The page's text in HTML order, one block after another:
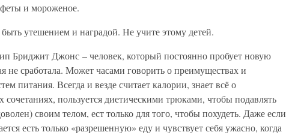
и мороженое.
утешением и наградой. Не учите этому детей.
Бриджит Джонс – человек, который постоянно пробует новую
не сработала. Может часами говорить о преимуществах и
питания. Всегда и везде считает калории, знает всё о
пользуется диетическими трюками, чтобы подавлять
своим телом, ест только для того, чтобы похудеть. Даже если
есть только «разрешенную» еду и чувствует себя ужасно, когда